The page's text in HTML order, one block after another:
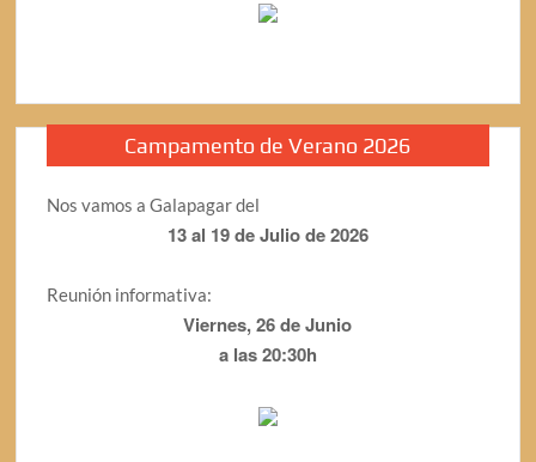
Campamento de Verano 2026
Nos vamos a Galapagar del
13 al 19 de Julio de 2026
Reunión informativa:
Viernes, 26 de Junio
a las 20:30h